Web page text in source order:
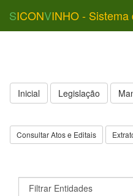
SICONVINHO -
Inicial Legislação
Consultar Atos e Editais